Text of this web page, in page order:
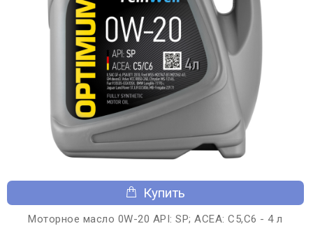
Купить
Моторное масло 0W-20 API: SP; ACEA: C5,C6 - 4 л